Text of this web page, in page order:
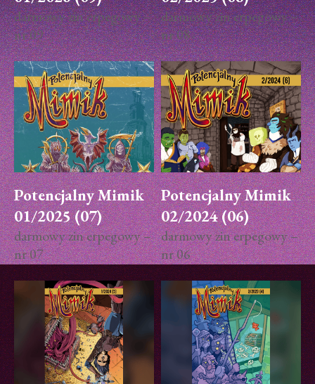
darmowy zin erpegowy –
nr 09
darmowy zin erpegowy –
nr 08
Potencjalny Mimik
01/2025 (07)
darmowy zin erpegowy –
nr 07
Potencjalny Mimik
02/2024 (06)
darmowy zin erpegowy –
nr 06